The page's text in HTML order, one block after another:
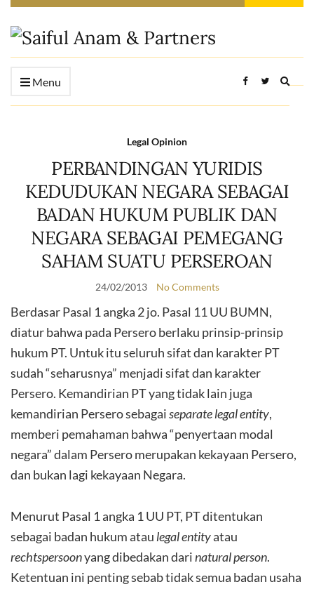
Menu
form
Legal Opinion
PERBANDINGAN YURIDIS
KEDUDUKAN NEGARA SEBAGAI
BADAN HUKUM PUBLIK DAN
NEGARA SEBAGAI PEMEGANG
SAHAM SUATU PERSEROAN
24/02/2013 No Comments
Berdasar Pasal 1 angka 2 jo. Pasal 11 UU BUMN,
diatur bahwa pada Persero berlaku prinsip-prinsip
hukum PT. Untuk itu seluruh sifat dan karakter PT
sudah “seharusnya” menjadi sifat dan karakter
Persero. Kemandirian PT yang tidak lain juga
kemandirian Persero sebagaiseparate legal entity,
memberi pemahaman bahwa “penyertaan modal
negara” dalam Persero merupakan kekayaan Persero,
dan bukan lagi kekayaan Negara.
Menurut Pasal 1 angka 1 UU PT, PT ditentukan
sebagai badan hukum atau legal entityatau
rechtspersoonyang dibedakan darinatural person.
Ketentuan ini penting sebab tidak semua badan usaha